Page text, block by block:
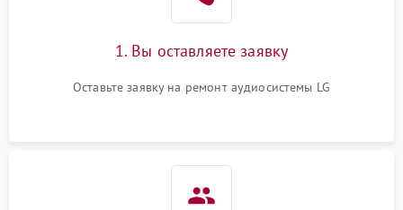
1. Вы оставляете заявку
Оставьте заявку на ремонт аудиосистемы LG